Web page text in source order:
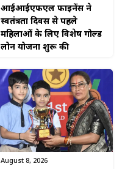
आईआईएफएल फाइनेंस ने
स्वतंत्रता दिवस से पहले
महिलाओं के लिए विशेष गोल्ड
लोन योजना शुरू की
August 8, 2026